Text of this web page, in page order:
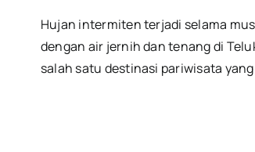
Hujan intermiten terjadi selama
dengan air jernih dan tenang di
salah satu destinasi pariwisata